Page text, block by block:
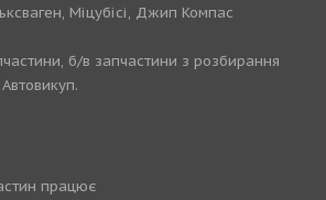
Міцубісі, Джип Компас
б/в запчастини з розбирання
працює